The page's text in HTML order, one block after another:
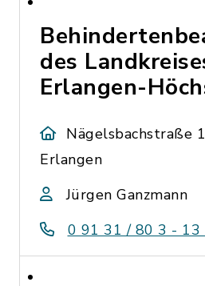
des
Erlangen-
Nägelsbachstraße
Erlangen
Jürgen Ganzmann
0 91 31 / 80 3 - 13